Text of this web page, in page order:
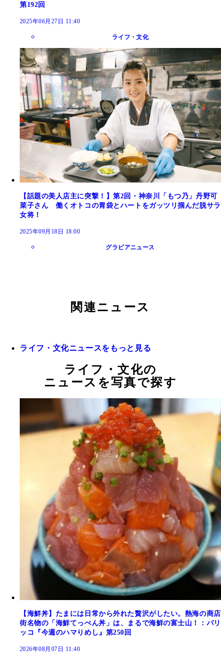
第192回
2025年06月27日 11:40
ライフ・文化
【話題の美人店主に突撃！】第2回・神奈川「もつ乃」丹野可
菜子さん 働くオトコの胃袋とハートをガッツリ掴んだ脱サラ
女将！
2025年09月18日 18:00
グラビアニュース
関連ニュース
ライフ・文化ニュースをもっと見る
ライフ・文化の
ニュースを写真で探す
【海鮮丼】たまには日常から外れた贅沢がしたい。熱海の商店
街名物の「海鮮てっぺん丼」は、まるで海鮮の富士山！：パリ
ッコ『今週のハマりめし』第250回
2026年08月07日 11:40